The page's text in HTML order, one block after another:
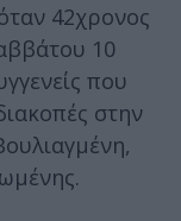
42χρονος
10
που
στην